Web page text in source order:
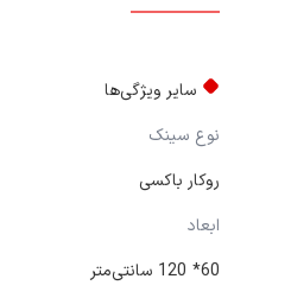
سایر ویژگی‌ها
نوع سینک
روکار باکسی
ابعاد
60* 120 سانتی‌متر